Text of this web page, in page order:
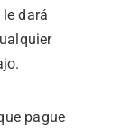
dará
pague